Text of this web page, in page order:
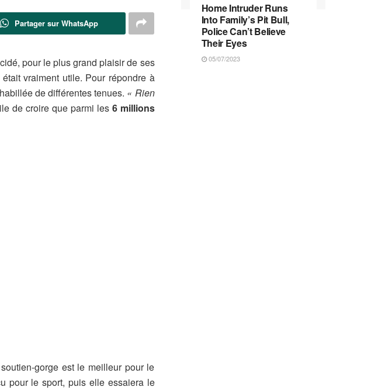
Partager sur WhatsApp
pour le plus grand plaisir de ses
vraiment utile. Pour répondre à
de différentes tenues. « Rien
de croire que parmi les 6 millions
gorge est le meilleur pour le
pour le sport, puis elle essaiera le
Home Intruder Runs
Into Family’s Pit Bull,
Police Can’t Believe
Their Eyes
05/07/2023